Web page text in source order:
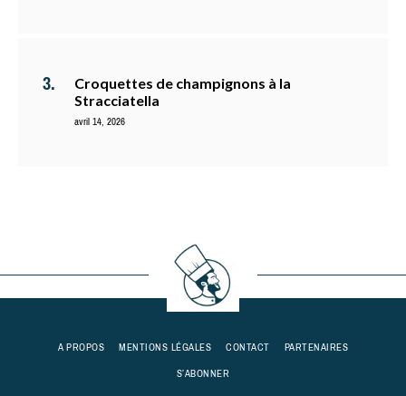
Croquettes de champignons à la
Stracciatella
avril 14, 2026
A PROPOS MENTIONS LÉGALES CONTACT
PARTENAIRES
S’ABONNER